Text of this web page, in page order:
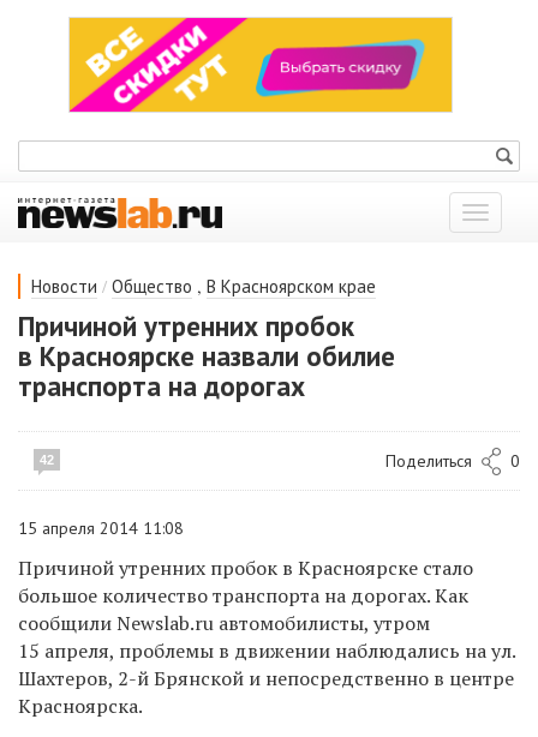
Показать
меню
Новости / Общество , В Красноярском крае
Причиной утренних пробок
в Красноярске назвали обилие
транспорта на дорогах
42 Поделиться 0
15 апреля 2014 11:08
Причиной утренних пробок в Красноярске стало
большое количество транспорта на дорогах. Как
сообщили Newslab.ru автомобилисты, утром
15 апреля, проблемы в движении наблюдались на ул.
Шахтеров, 2-й Брянской и непосредственно в центре
Красноярска.